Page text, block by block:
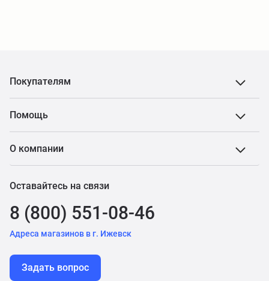
Покупателям
Помощь
О компании
Оставайтесь на связи
8 (800) 551-08-46
Адреса магазинов в г. Ижевск
Задать вопрос